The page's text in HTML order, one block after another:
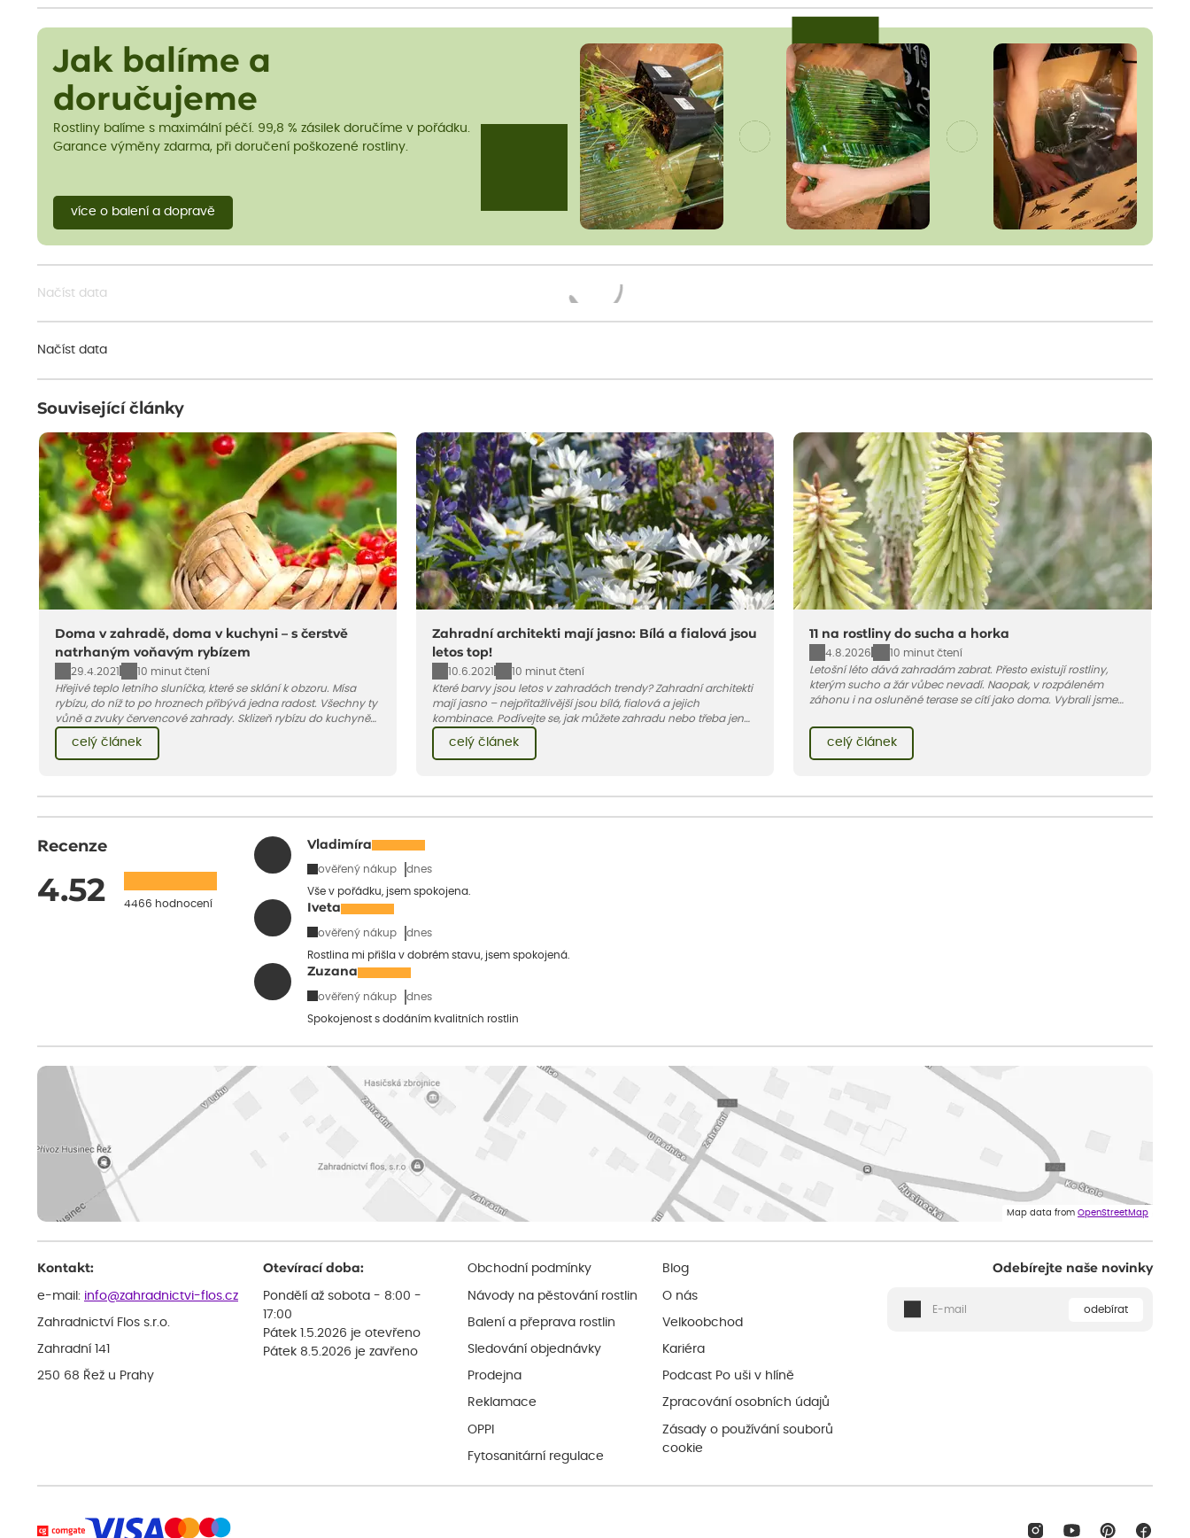
Jak balíme a
doručujeme
Rostliny balíme s maximální péčí. 99,8 % zásilek doručíme v pořádku.
Garance výměny zdarma, při doručení poškozené rostliny.
více o balení a dopravě
Načíst data
Načíst data
Související články
Doma v zahradě, doma v kuchyni – s čerstvě
natrhaným voňavým rybízem
29.4.2021
10 minut čtení
Hřejivé teplo letního sluníčka, které se sklání k obzoru. Mísa
rybízu, do níž to po hroznech přibývá jedna radost. Všechny ty
vůně a zvuky červencové zahrady. Sklizeň rybízu do kuchyně
vnese neuvěřitelný klid a radost. A taky trochu bezstarostnosti
dětství při mlsání babiččina drobenkového koláče s rybízem.
celý článek
Zahradní architekti mají jasno: Bílá a fialová jsou
letos top!
10.6.2021
10 minut čtení
Které barvy jsou letos v zahradách trendy? Zahradní architekti
mají jasno – nejpřitažlivější jsou bílá, fialová a jejich
kombinace. Podívejte se, jak můžete zahradu nebo třeba jen
jeden záhon, terasu či balkon do bílo-fialových tónů
obléknout i vy.
celý článek
11 na rostliny do sucha a horka
4.8.2026
10 minut čtení
Letošní léto dává zahradám zabrat. Přesto existují rostliny,
kterým sucho a žár vůbec nevadí. Naopak, v rozpáleném
záhonu i na osluněné terase se cítí jako doma. Vybrali jsme
léto bez pravidelné zálivky. Pojďme se podívat, které to jsou.
celý článek
Recenze
4.52 4466 hodnocení
Vladimíra
ověřený nákup dnes
Vše v pořádku, jsem spokojena.
Iveta
ověřený nákup dnes
Rostlina mi přišla v dobrém stavu, jsem spokojená.
Zuzana
ověřený nákup dnes
Spokojenost s dodáním kvalitních rostlin
Map data from OpenStreetMap
Kontakt:
e-mail: info@zahradnictvi-flos.cz
Zahradnictví Flos s.r.o.
Zahradní 141
250 68 Řež u Prahy
Otevírací doba:
Pondělí až sobota - 8:00 -
17:00
Pátek 1.5.2026 je otevřeno
Pátek 8.5.2026 je zavřeno
Obchodní podmínky
Návody na pěstování rostlin
Balení a přeprava rostlin
Sledování objednávky
Prodejna
Reklamace
OPPI
Fytosanitární regulace
Blog
O nás
Velkoobchod
Kariéra
Podcast Po uši v hlíně
Zpracování osobních údajů
Zásady o používání souborů
cookie
Odebírejte naše novinky
odebírat